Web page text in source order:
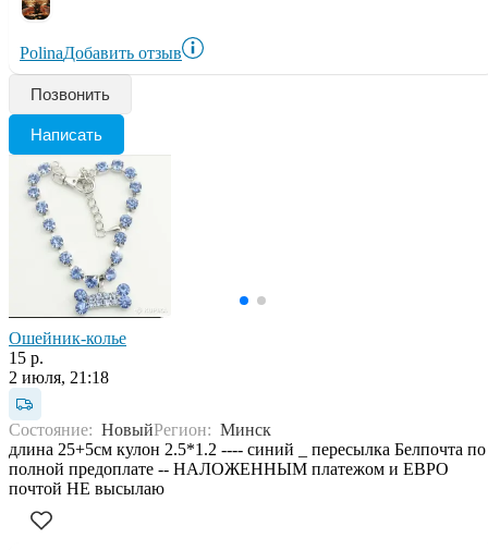
PolinaДобавить отзыв
Позвонить
Написать
Ошейник-колье
15 р.
2 июля, 21:18
Состояние: НовыйРегион: Минск
длина 25+5см кулон 2.5*1.2 ---- синий _ пересылка Белпочта по
полной предоплате -- НАЛОЖЕННЫМ платежом и ЕВРО
почтой НЕ высылаю